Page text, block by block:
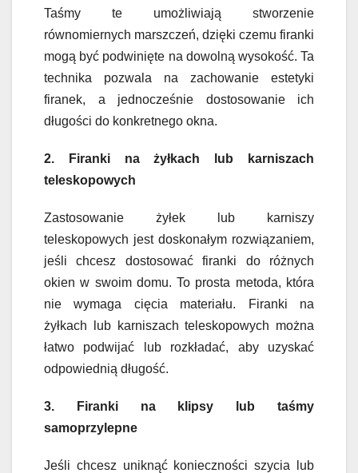
Taśmy te umożliwiają stworzenie
równomiernych marszczeń, dzięki czemu firanki
mogą być podwinięte na dowolną wysokość. Ta
technika pozwala na zachowanie estetyki
firanek, a jednocześnie dostosowanie ich
długości do konkretnego okna.
2. Firanki na żyłkach lub karniszach
teleskopowych
Zastosowanie żyłek lub karniszy
teleskopowych jest doskonałym rozwiązaniem,
jeśli chcesz dostosować firanki do różnych
okien w swoim domu. To prosta metoda, która
nie wymaga cięcia materiału. Firanki na
żyłkach lub karniszach teleskopowych można
łatwo podwijać lub rozkładać, aby uzyskać
odpowiednią długość.
3. Firanki na klipsy lub taśmy
samoprzylepne
Jeśli chcesz uniknąć konieczności szycia lub